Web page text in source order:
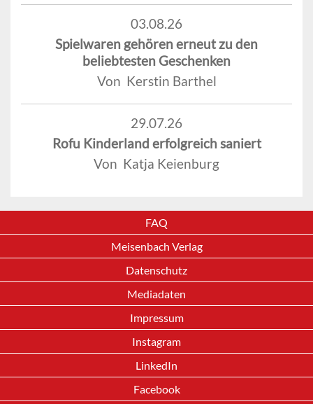
03.08.26
Spielwaren gehören erneut zu den
beliebtesten Geschenken
Von Kerstin Barthel
29.07.26
Rofu Kinderland erfolgreich saniert
Von Katja Keienburg
FAQ
Meisenbach Verlag
Datenschutz
Mediadaten
Impressum
Instagram
LinkedIn
Facebook